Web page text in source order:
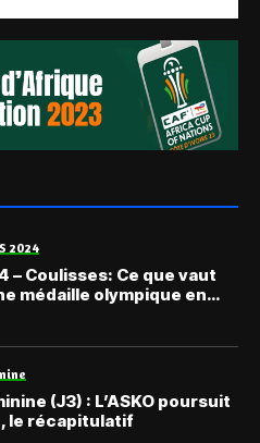
2024
– Coulisses: Ce que vaut
médaille olympique en
(J3) : L’ASKO poursuit
le récapitulatif